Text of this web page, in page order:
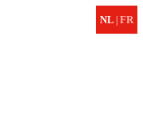
NL | FR